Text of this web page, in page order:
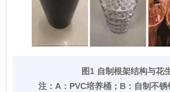
图1 自制根架结构与花
注： A：PVC培养桶；B：自制不